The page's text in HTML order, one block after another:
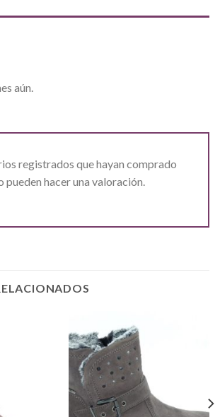
aún.
registrados que hayan comprado
pueden hacer una valoración.